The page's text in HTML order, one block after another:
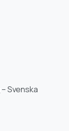
– Svenska